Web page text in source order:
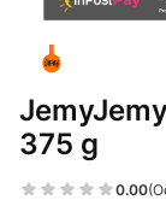
375 g
0.00